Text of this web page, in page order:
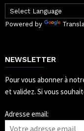
Powered by
NEWSLETTER
Pour vous abonner à
et validez. Si vous
Adresse email: